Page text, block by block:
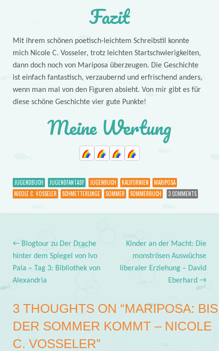
Fazit
Mit ihrem schönen poetisch-leichtem Schreibstil konnte
mich Nicole C. Vosseler, trotz leichten Startschwierigkeiten,
dann doch noch von Mariposa überzeugen. Die Geschichte
ist einfach fantastisch, verzaubernd und erfrischend anders,
wenn man mal von den Figuren absieht. Von mir gibt es für
diese schöne Geschichte vier gute Punkte!
Meine Wertung
JUGENDBUCH JUGENDFANTASY JUGENBUCH KALIFORNIEN
MARIPOSA
NICOLE C. VOSSELER
SCHMETTERLINGE SOMMER SOMMERBUCH 3 COMMENTS
Post navigation
←Blogtour zu Der Drache
hinter dem Spiegel von Ivo
Pala – Tag 3: Bibliothek von
Alexandria
Kinder an der Macht: Die
monströsen Auswüchse
liberaler Erziehung – David
Eberhard→
3 THOUGHTS ON “MARIPOSA: BIS
DER SOMMER KOMMT – NICOLE
C. VOSSELER”